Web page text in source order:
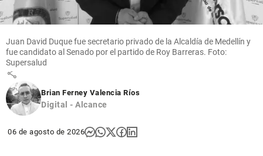
Argentina:
“Quiero
salir por la
puerta
grande”
share
Juan David Duque fue secretario privado de la Alcaldía de Medellín y
fue candidato al Senado por el partido de Roy Barreras. Foto:
Supersalud
Brian Ferney Valencia Ríos
Digital - Alcance
06 de agosto de 2026